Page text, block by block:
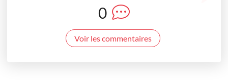
0
Voir les commentaires